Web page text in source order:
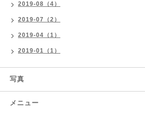
2019-08（4）
2019-07（2）
2019-04（1）
2019-01（1）
写真
メニュー